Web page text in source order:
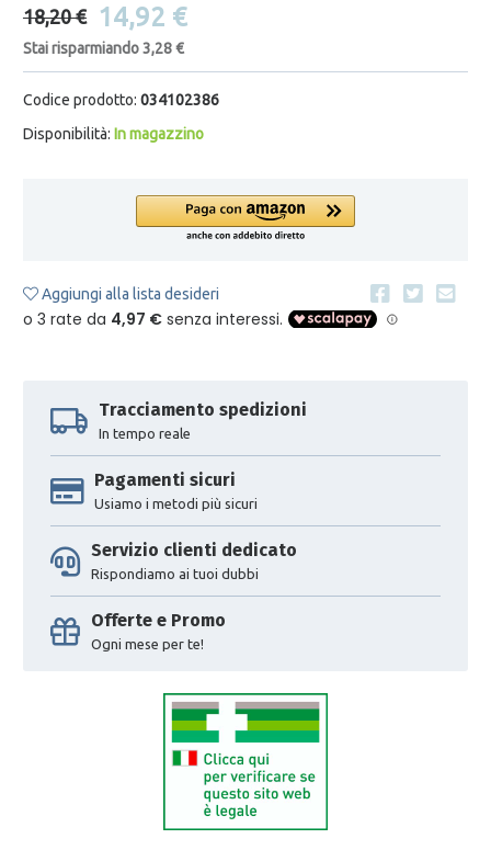
18,20 € 14,92 €
Stai risparmiando 3,28 €
Codice prodotto: 034102386
Disponibilità: In magazzino
Aggiungi alla lista desideri
Tracciamento spedizioni
In tempo reale
Pagamenti sicuri
Usiamo i metodi più sicuri
Servizio clienti dedicato
Rispondiamo ai tuoi dubbi
Offerte e Promo
Ogni mese per te!